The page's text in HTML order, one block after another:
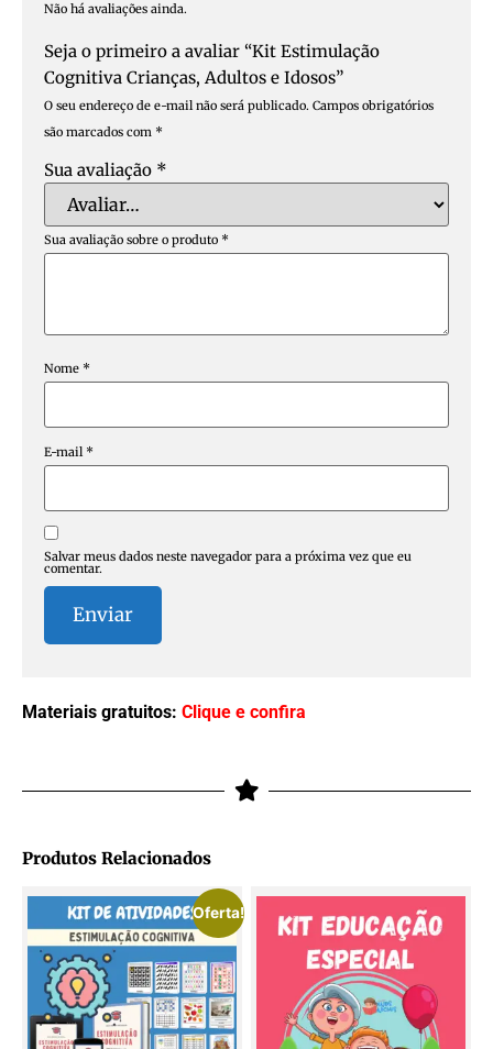
Não há avaliações ainda.
Seja o primeiro a avaliar “Kit Estimulação
Cognitiva Crianças, Adultos e Idosos”
O seu endereço de e-mail não será publicado. Campos obrigatórios
são marcados com *
Sua avaliação *
Sua avaliação sobre o produto *
Nome *
E-mail *
Salvar meus dados neste navegador para a próxima vez que eu
comentar.
Materiais gratuitos: Clique e confira
Produtos Relacionados
Oferta!